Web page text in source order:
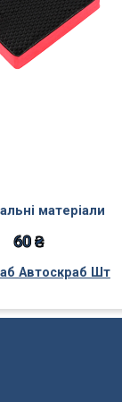
матеріали
60 ₴
Автоскраб Шт